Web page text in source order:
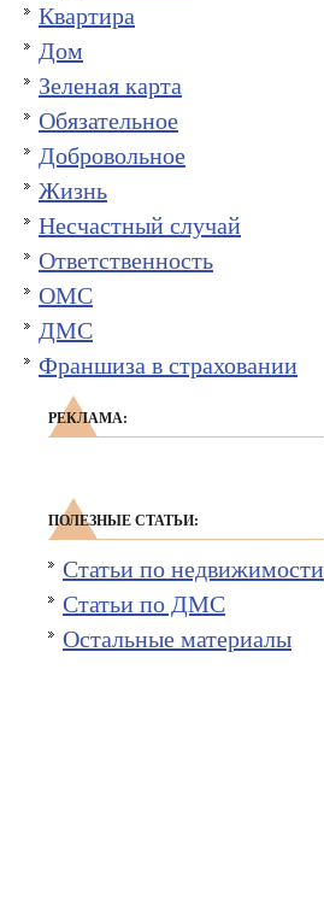
Квартира
Дом
Зеленая карта
Обязательное
Добровольное
Жизнь
Несчастный случай
Ответственность
ОМС
ДМС
Франшиза в страховании
РЕКЛАМА:
ПОЛЕЗНЫЕ СТАТЬИ:
Статьи по недвижимости
Статьи по ДМС
Остальные материалы